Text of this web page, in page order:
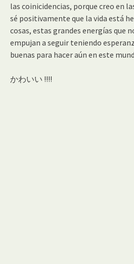
las coinicidencias, porque creo en
sé positivamente que la vida está
cosas, estas grandes energías que
empujan a seguir teniendo
buenas para hacer aún en este
かわいい !!!!